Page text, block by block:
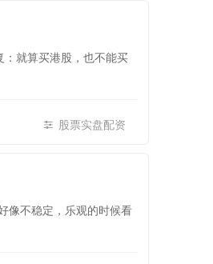
就算买港股，也不能买
股票实盘配资
像不稳定，乐观的时候看